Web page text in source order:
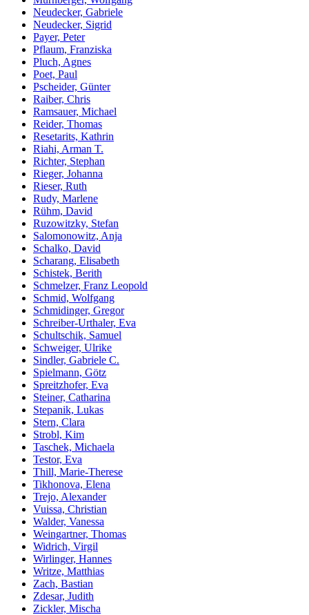
Neudecker, Gabriele
Neudecker, Sigrid
Payer, Peter
Pflaum, Franziska
Pluch, Agnes
Poet, Paul
Pscheider, Günter
Raiber, Chris
Ramsauer, Michael
Reider, Thomas
Resetarits, Kathrin
Riahi, Arman T.
Richter, Stephan
Rieger, Johanna
Rieser, Ruth
Rudy, Marlene
Rühm, David
Ruzowitzky, Stefan
Salomonowitz, Anja
Schalko, David
Scharang, Elisabeth
Schistek, Berith
Schmelzer, Franz Leopold
Schmid, Wolfgang
Schmidinger, Gregor
Schreiber-Urthaler, Eva
Schultschik, Samuel
Schweiger, Ulrike
Sindler, Gabriele C.
Spielmann, Götz
Spreitzhofer, Eva
Steiner, Catharina
Stepanik, Lukas
Stern, Clara
Strobl, Kim
Taschek, Michaela
Testor, Eva
Thill, Marie-Therese
Tikhonova, Elena
Trejo, Alexander
Vuissa, Christian
Walder, Vanessa
Weingartner, Thomas
Widrich, Virgil
Wirlinger, Hannes
Writze, Matthias
Zach, Bastian
Zdesar, Judith
Zickler, Mischa